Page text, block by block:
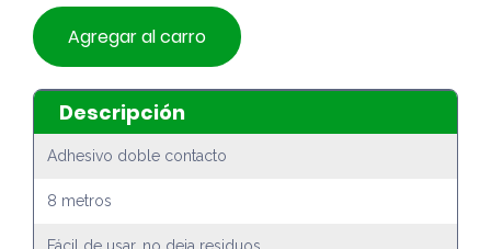
Agregar al carro
Descripción
Adhesivo doble contacto
8 metros